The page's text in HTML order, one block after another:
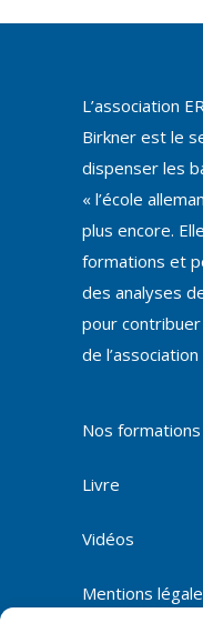
L’association
Birkner est le
dispenser les
« l’école
plus encore.
formations et
des analyses
pour
de
Nos formations
Livre
Vidéos
Mentions